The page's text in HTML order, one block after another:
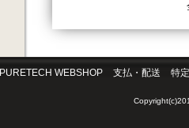
PURETECH WEBSHOP 支払・配送 特